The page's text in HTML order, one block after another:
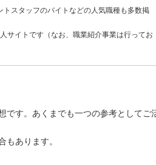
スタッフのバイトなどの人気職種も多数掲
サイトです（なお、職業紹介事業は行ってお
です。あくまでも一つの参考としてご
あります。